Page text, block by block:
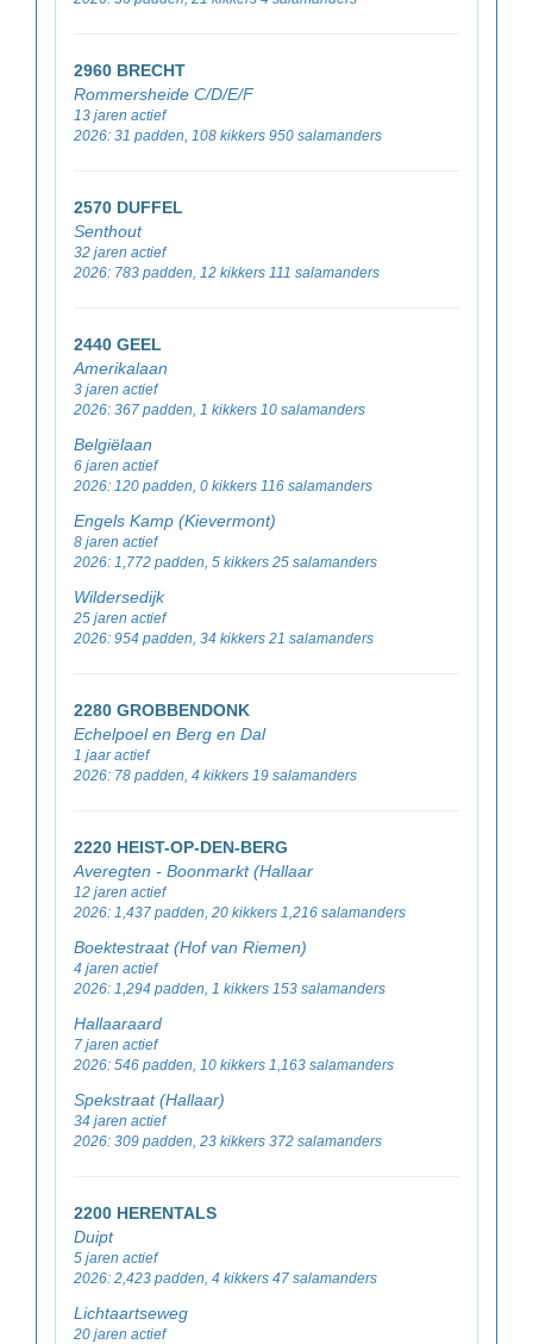
2960 BRECHT
Rommersheide C/D/E/F
13 jaren actief
2026: 31 padden, 108 kikkers 950 salamanders
2570 DUFFEL
Senthout
32 jaren actief
2026: 783 padden, 12 kikkers 111 salamanders
2440 GEEL
Amerikalaan
3 jaren actief
2026: 367 padden, 1 kikkers 10 salamanders
Belgiëlaan
6 jaren actief
2026: 120 padden, 0 kikkers 116 salamanders
Engels Kamp (Kievermont)
8 jaren actief
2026: 1,772 padden, 5 kikkers 25 salamanders
Wildersedijk
25 jaren actief
2026: 954 padden, 34 kikkers 21 salamanders
2280 GROBBENDONK
Echelpoel en Berg en Dal
1 jaar actief
2026: 78 padden, 4 kikkers 19 salamanders
2220 HEIST-OP-DEN-BERG
Averegten - Boonmarkt (Hallaar
12 jaren actief
2026: 1,437 padden, 20 kikkers 1,216 salamanders
Boektestraat (Hof van Riemen)
4 jaren actief
2026: 1,294 padden, 1 kikkers 153 salamanders
Hallaaraard
7 jaren actief
2026: 546 padden, 10 kikkers 1,163 salamanders
Spekstraat (Hallaar)
34 jaren actief
2026: 309 padden, 23 kikkers 372 salamanders
2200 HERENTALS
Duipt
5 jaren actief
2026: 2,423 padden, 4 kikkers 47 salamanders
Lichtaartseweg
20 jaren actief